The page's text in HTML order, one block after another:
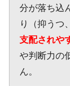
分が落ち込
り（抑うつ
支配されや
や判断力の
ん。